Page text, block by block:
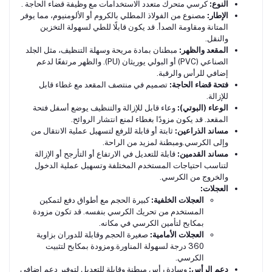
النوع: كرسي متحرك متعدد الاستخدامات مع وظيفة قضاء الحاجة .
الإطار: مصنوع من الفولاذ المطلي بالكروم أو الألومنيوم، مما يوفر
المتانة ومقاومة الصدأ. قد يكون قابلًا للطي لسهولة التخزين
والنقل.
المقعد والظهر: مبطنان بمادة مريحة وسهلة التنظيف، مثل الجلد
الصناعي (PVC) أو البولي يوريثان (PU). والظهر مرتفعًا لدعم
إضافي للرأس والرقبة.
فتحة قضاء الحاجة: تصميم في منتصف المقعد مع غطاء قابل
للإزالة.
الوعاء (البوتي): وعاء قابل للإزالة والتنظيف يوضع أسفل فتحة
المقعد. قد يكون مزودًا بغطاء لمنع انتشار الروائح.
مساند الذراعين: ثابتة أو قابلة للرفع لتسهيل عملية الانتقال من
وإلى الكرسي.ومبطنة لمزيد من الراحة.
مساند القدمين: قابلة للتعديل في الارتفاع أو التأرجح أو الإزالة
لتناسب احتياجات المستخدم المختلفة وتسهيل عملية الدخول
والخروج من الكرسي.
العجلات:
العجلات الخلفية: كبيرة الحجم مع أطواق دفع لتمكين
المستخدم من تحريك الكرسي بنفسه. قد تكون مزودة
بمكابح لتأمين الكرسي في مكانه.
العجلات الأمامية: صغيرة الحجم وقابلة للدوران بزاوية
360 درجة لسهولة المناورة.ومزودة بمكابح لتثبيت
الكرسي.
دعم الرأس: وسادة رأس مبطنة وقابلة للتعديل لتوفير دعم إضافي